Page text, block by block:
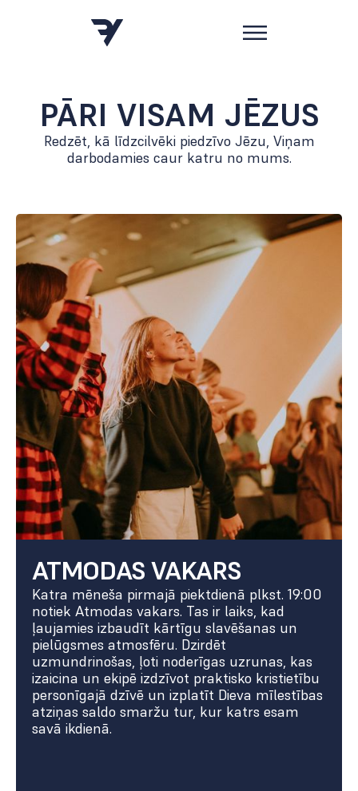
PĀRI VISAM JĒZUS
Redzēt, kā līdzcilvēki piedzīvo Jēzu, Viņam
darbodamies caur katru no mums.
ATMODAS VAKARS
Katra mēneša pirmajā piektdienā plkst. 19:00
notiek Atmodas vakars. Tas ir laiks, kad
ļaujamies izbaudīt kārtīgu slavēšanas un
pielūgsmes atmosfēru. Dzirdēt
uzmundrinošas, ļoti noderīgas uzrunas, kas
izaicina un ekipē izdzīvot praktisko kristietību
personīgajā dzīvē un izplatīt Dieva mīlestības
atziņas saldo smaržu tur, kur katrs esam
savā ikdienā.